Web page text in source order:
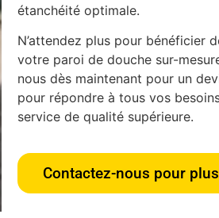
étanchéité optimale.
N’attendez plus pour bénéficier
votre paroi de douche sur-
nous dès maintenant pour un
pour répondre à tous vos
service de qualité supérieure.
Contactez-nous pour